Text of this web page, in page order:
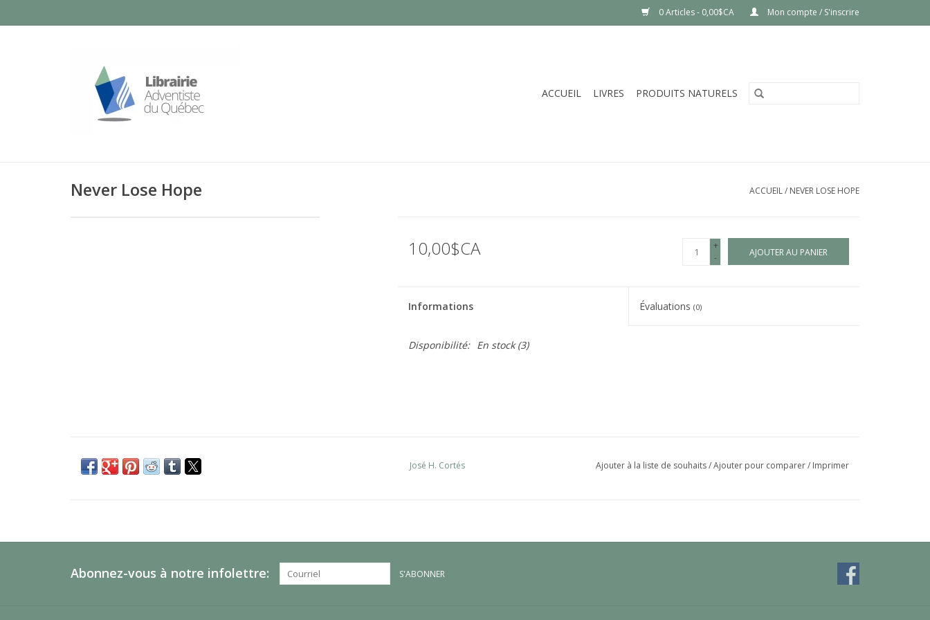
0 Articles - 0,00$CA Mon compte / S'inscrire
ACCUEIL LIVRES PRODUITS NATURELS
Never Lose Hope ACCUEIL/ NEVER LOSE HOPE
10,00$CA
+
-
AJOUTER AU PANIER
Informations Évaluations(0)
Disponibilité: En stock(3)
José H. Cortés Ajouter à la liste de souhaits/Ajouter pour comparer/ Imprimer
Abonnez-vous à notre infolettre: S'ABONNER